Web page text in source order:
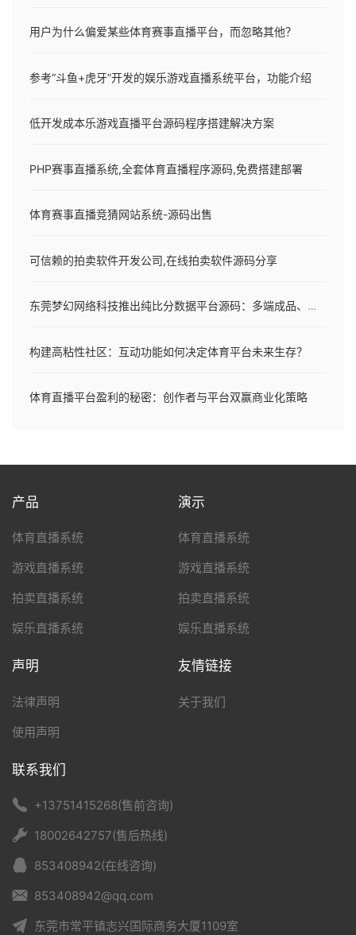
用户为什么偏爱某些体育赛事直播平台，而忽略其他？
参考“斗鱼+虎牙”开发的娱乐游戏直播系统平台，功能介绍
低开发成本乐游戏直播平台源码程序搭建解决方案
PHP赛事直播系统,全套体育直播程序源码,免费搭建部署
体育赛事直播竞猜网站系统-源码出售
可信赖的拍卖软件开发公司,在线拍卖软件源码分享
东莞梦幻网络科技推出纯比分数据平台源码：多端成品、毫秒同步、全开源可部署
构建高粘性社区：互动功能如何决定体育平台未来生存？
体育直播平台盈利的秘密：创作者与平台双赢商业化策略
产品
体育直播系统
游戏直播系统
拍卖直播系统
娱乐直播系统
演示
体育直播系统
游戏直播系统
拍卖直播系统
娱乐直播系统
声明
法律声明
使用声明
友情链接
关于我们
联系我们
+13751415268(售前咨询)
18002642757(售后热线)
853408942(在线咨询)
853408942@qq.com
东莞市常平镇志兴国际商务大厦1109室